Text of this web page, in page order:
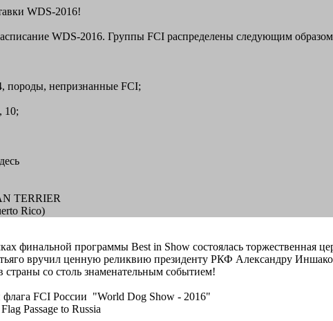
WDS-2016!
WDS-2016. Группы FCI распределены следующим
породы, непризнанные FCI;
10;
TERRIER
Rico)
финальной программы Best in Show состоялась торжественная
вручил ценную реликвию президенту РКФ Александру
страны со столь знаменательным событием!
FCI России "World Dog Show - 2016"
Passage to Russia